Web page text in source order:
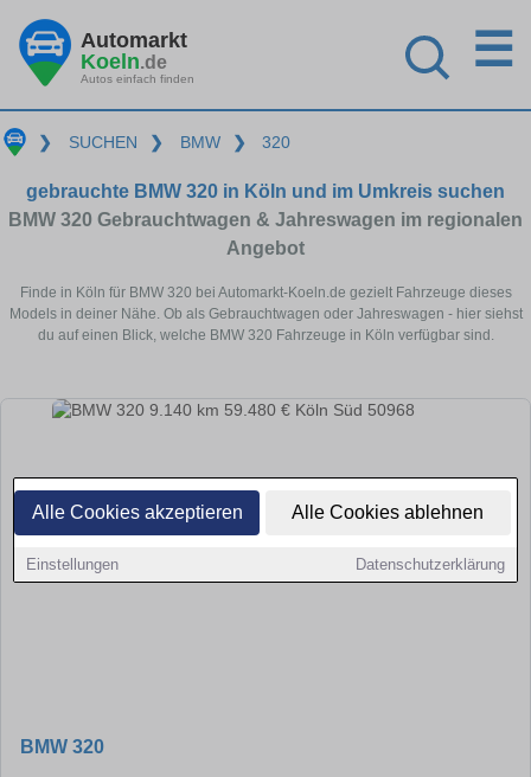
Alle Cookies akzeptieren Alle Cookies ablehnen
Einstellungen Datenschutzerklärung
Automarkt
Koeln.de
Autos einfach finden
☰
❯ SUCHEN ❯ BMW ❯ 320
gebrauchte BMW 320 in Köln und im Umkreis suchen
BMW 320 Gebrauchtwagen & Jahreswagen im regionalen
Angebot
Finde in Köln für BMW 320 bei Automarkt-Koeln.de gezielt Fahrzeuge dieses
Models in deiner Nähe. Ob als Gebrauchtwagen oder Jahreswagen - hier siehst
du auf einen Blick, welche BMW 320 Fahrzeuge in Köln verfügbar sind.
BMW 320